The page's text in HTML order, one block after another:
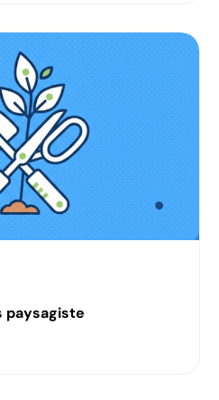
paysagiste